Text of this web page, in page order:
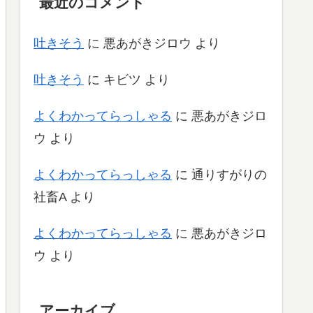
吐きそう に 悪あがきジロウ より
吐きそう に キビツ より
よくわかってらっしゃる に 悪あがきジロ
ウ より
よくわかってらっしゃる に 通りすがりの
社畜Aより
よくわかってらっしゃる に 悪あがきジロ
ウ より